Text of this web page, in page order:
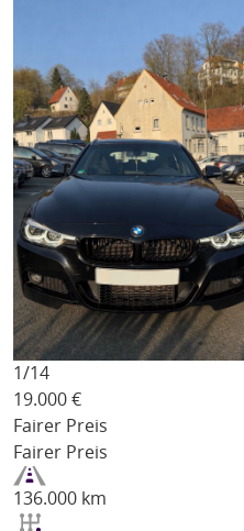
1/14
19.000 €
Fairer Preis
Fairer Preis
136.000 km